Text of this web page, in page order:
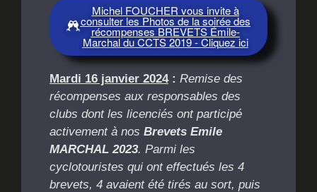
Michel FOUCHER vous invite à
consulter les Photos de la soirée des
récompenses BREVETS Émile-
Marchal du CCTS 2019 - Cliquez ici
Mardi 16 janvier 2024: Remise des
récompenses aux responsables des
clubs dont les licenciés ont participé
activement à nos Brevets Emile
MARCHAL 2023. Parmi les
cyclotouristes qui ont effectués les 4
brevets, 4 avaient été tirés au sort, puis